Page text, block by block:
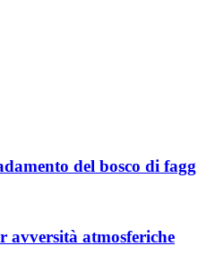
del bosco di fagg
atmosferiche